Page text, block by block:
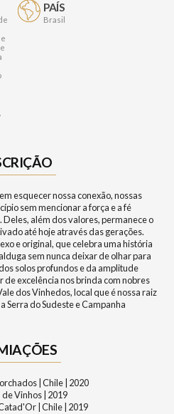
PAÍS
Brasil
esquecer nossa conexão, nossas
sem mencionar a força e a fé
além dos valores, permanece o
até hoje através das gerações.
e original, que celebra uma história
sem nunca deixar de olhar para
solos profundos e da amplitude
excelência nos brinda com nobres
dos Vinhedos, local que é nossa raiz
Serra do Sudeste e Campanha
| Chile | 2020
Vinhos | 2019
| Chile | 2019